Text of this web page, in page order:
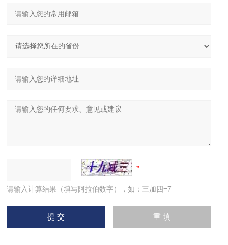
请输入计算结果（填写阿拉伯数字），如：三加四=7